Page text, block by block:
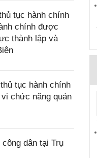
tục hành chính
chính được
thành lập và
tục hành chính
chức năng quản
dân tại Trụ